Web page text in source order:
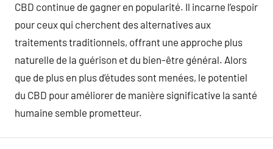
CBD continue de gagner en popularité. Il incarne l’espoir
pour ceux qui cherchent des alternatives aux
traitements traditionnels, offrant une approche plus
naturelle de la guérison et du bien-être général. Alors
que de plus en plus d’études sont menées, le potentiel
du CBD pour améliorer de manière significative la santé
humaine semble prometteur.